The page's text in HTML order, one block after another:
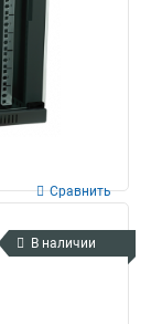
Сравнить
В наличии